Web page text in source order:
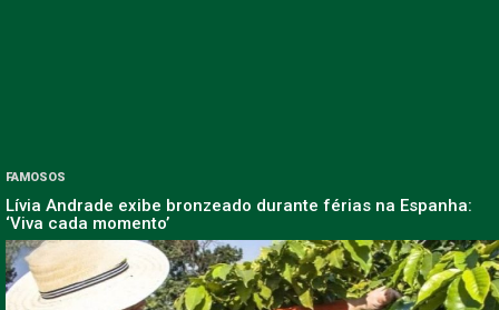
FAMOSOS
Lívia Andrade exibe bronzeado durante férias na Espanha:
‘Viva cada momento’